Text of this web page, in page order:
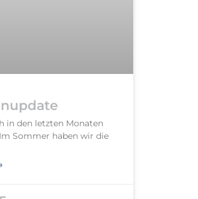
in den letzten Monaten
Sommer haben wir die